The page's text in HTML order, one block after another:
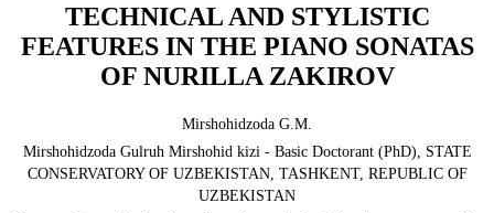
ТECHNICAL AND STYLISTIC
FEATURES IN THE PIANO SONATAS
OF NURILLA ZAKIROV
Mirshohidzoda G.М.
Mirshohidzoda Gulruh Mirshohid kizi - Basic Doctorant (PhD), STATE
CONSERVATORY OF UZBEKISTAN, TASHKENT, REPUBLIC OF
UZBEKISTAN